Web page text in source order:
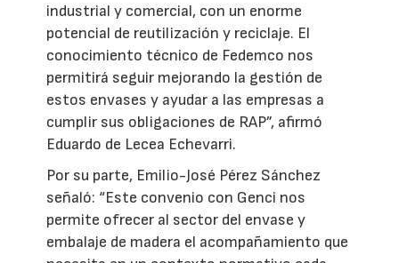
industrial y comercial, con un enorme
potencial de reutilización y reciclaje. El
conocimiento técnico de Fedemco nos
permitirá seguir mejorando la gestión de
estos envases y ayudar a las empresas a
cumplir sus obligaciones de RAP”, afirmó
Eduardo de Lecea Echevarri.
Por su parte, Emilio-José Pérez Sánchez
señaló: “Este convenio con Genci nos
permite ofrecer al sector del envase y
embalaje de madera el acompañamiento que